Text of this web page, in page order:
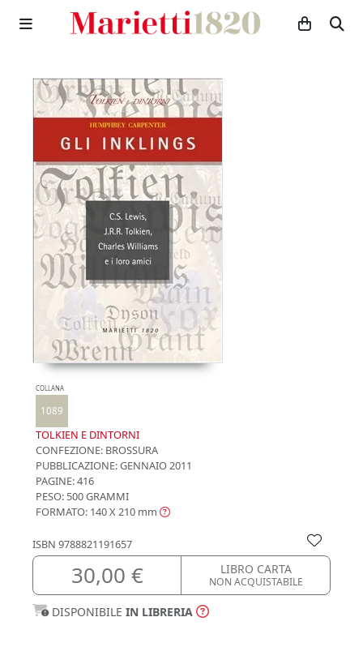
COLLANA
1089
TOLKIEN E DINTORNI
CONFEZIONE: BROSSURA
PUBBLICAZIONE:GENNAIO 2011
PAGINE: 416
PESO: 500 GRAMMI
FORMATO: 140 X 210 mm
ISBN 9788821191657
30,00 € LIBRO CARTA
NON ACQUISTABILE
DISPONIBILE IN LIBRERIA